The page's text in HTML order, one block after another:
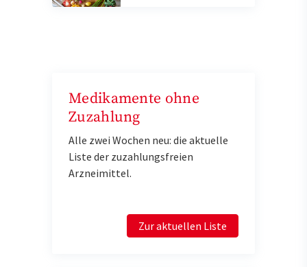
Medikamente ohne
Zuzahlung
Alle zwei Wochen neu: die aktuelle
Liste der zuzahlungsfreien
Arzneimittel.
Zur aktuellen Liste